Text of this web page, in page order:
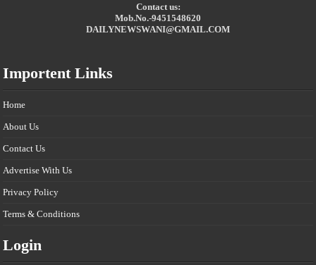
Contact us:
Mob.No.-9451548620
DAILYNEWSWANI@GMAIL.COM
Importent Links
Home
About Us
Contact Us
Advertise With Us
Privacy Policy
Terms & Conditions
Login